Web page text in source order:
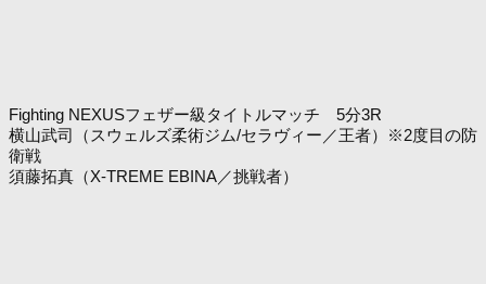
Fighting NEXUSフェザー級タイトルマッチ 5分3R
横山武司（スウェルズ柔術ジム/セラヴィー／王者）※2度目の防
衛戦
須藤拓真（X-TREME EBINA／挑戦者）